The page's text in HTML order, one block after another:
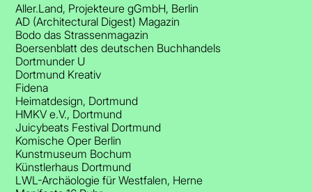
Aller.Land, Projekteure gGmbH, Berlin
AD (Architectural Digest) Magazin
Bodo das Strassenmagazin
Boersenblatt des deutschen Buchhandels
Dortmunder U
Dortmund Kreativ
Fidena
Heimatdesign, Dortmund
HMKV e.V., Dortmund
Juicybeats Festival Dortmund
Komische Oper Berlin
Kunstmuseum Bochum
Künstlerhaus Dortmund
LWL-Archäologie für Westfalen, Herne